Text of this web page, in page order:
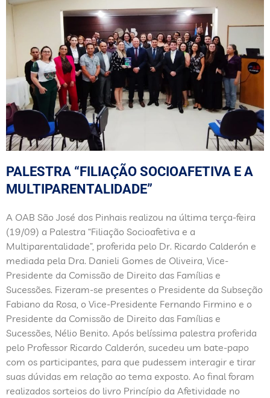
PALESTRA “FILIAÇÃO SOCIOAFETIVA E A
MULTIPARENTALIDADE”
A OAB São José dos Pinhais realizou na última terça-feira
(19/09) a Palestra “Filiação Socioafetiva e a
Multiparentalidade”, proferida pelo Dr. Ricardo Calderón e
mediada pela Dra. Danieli Gomes de Oliveira, Vice-
Presidente da Comissão de Direito das Famílias e
Sucessões. Fizeram-se presentes o Presidente da Subseção
Fabiano da Rosa, o Vice-Presidente Fernando Firmino e o
Presidente da Comissão de Direito das Famílias e
Sucessões, Nélio Benito. Após belíssima palestra proferida
pelo Professor Ricardo Calderón, sucedeu um bate-papo
com os participantes, para que pudessem interagir e tirar
suas dúvidas em relação ao tema exposto. Ao final foram
realizados sorteios do livro Princípio da Afetividade no